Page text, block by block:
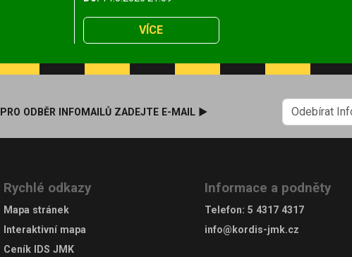
VÍCE
PRO ODBĚR INFOMAILŮ ZADEJTE E-MAIL ►
Rychlé odkazy
Mapa stránek
Interaktivní mapa
Ceník IDS JMK
Informace a podněty
Telefon: 5 4317 4317
info@kordis-jmk.cz